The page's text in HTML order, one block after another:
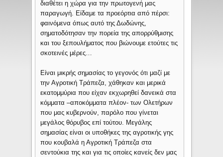
διαθέτει η χώρα για την πρωτογενή μας
παραγωγή. Είδαμε τα προεόρτια από πέρσι:
φαινόμενα όπως αυτό της Δωδώνης,
σηματοδότησαν την πορεία της απορρύθμισης
και του ξεπουλήματος που βιώνουμε ετούτες τις
σκοτεινές μέρες…
Είναι μικρής σημασίας το γεγονός ότι μαζί με
την Αγροτική Τράπεζα, χάθηκαν και μερικά
εκατομμύρια που είχαν εκχωρηθεί δανεικά στα
κόμματα –αποκόμματα πλέον- των Ολετήρων
που μας κυβερνούν, παρόλο που γίνεται
μεγάλος θόρυβος επί τούτου. Μεγάλης
σημασίας είναι οι υποθήκες της αγροτικής γης
που κουβαλά η Αγροτική Τράπεζα στα
σεντούκια της και για τις οποίες κανείς δεν μας